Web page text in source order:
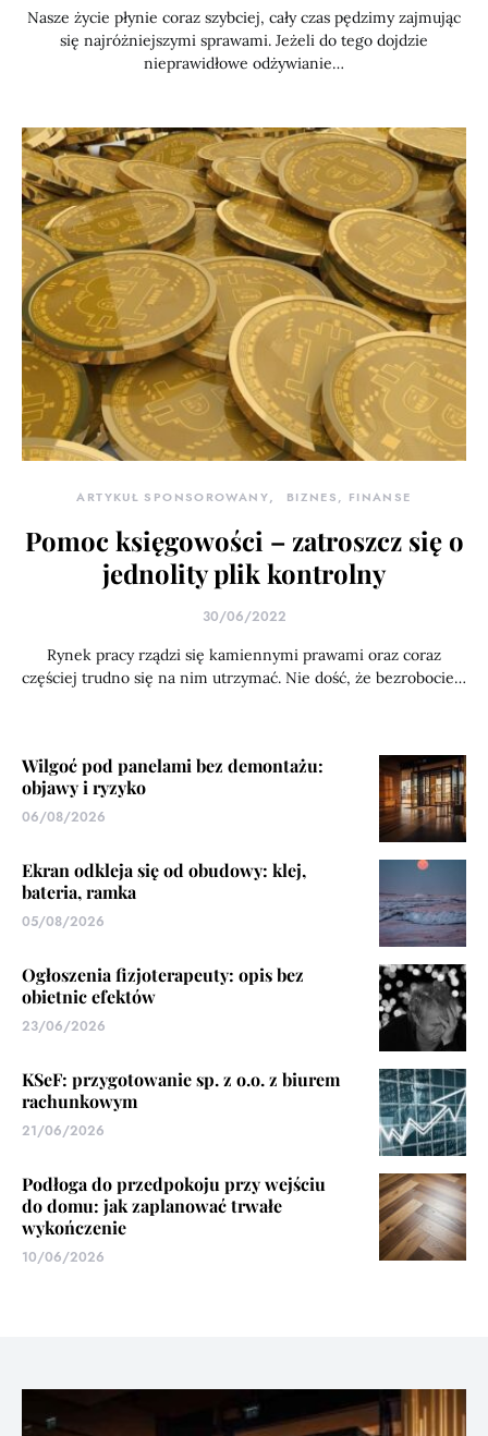
Nasze życie płynie coraz szybciej, cały czas pędzimy zajmując
się najróżniejszymi sprawami. Jeżeli do tego dojdzie
nieprawidłowe odżywianie…
ARTYKUŁ SPONSOROWANY BIZNES, FINANSE
Pomoc księgowości – zatroszcz się o
jednolity plik kontrolny
30/06/2022
Rynek pracy rządzi się kamiennymi prawami oraz coraz
częściej trudno się na nim utrzymać. Nie dość, że bezrobocie…
Wilgoć pod panelami bez demontażu:
objawy i ryzyko
06/08/2026
Ekran odkleja się od obudowy: klej,
bateria, ramka
05/08/2026
Ogłoszenia fizjoterapeuty: opis bez
obietnic efektów
23/06/2026
KSeF: przygotowanie sp. z o.o. z biurem
rachunkowym
21/06/2026
Podłoga do przedpokoju przy wejściu
do domu: jak zaplanować trwałe
wykończenie
10/06/2026